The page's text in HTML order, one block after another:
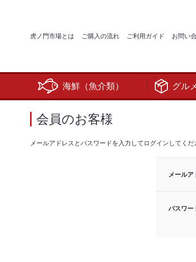
虎ノ門市場とは ご購入の流れ ご利用ガイド お問い
海鮮（魚介類） グル
会員のお客様
メールアドレスとパスワードを入力してログインしてくだ
メールア
パスワー